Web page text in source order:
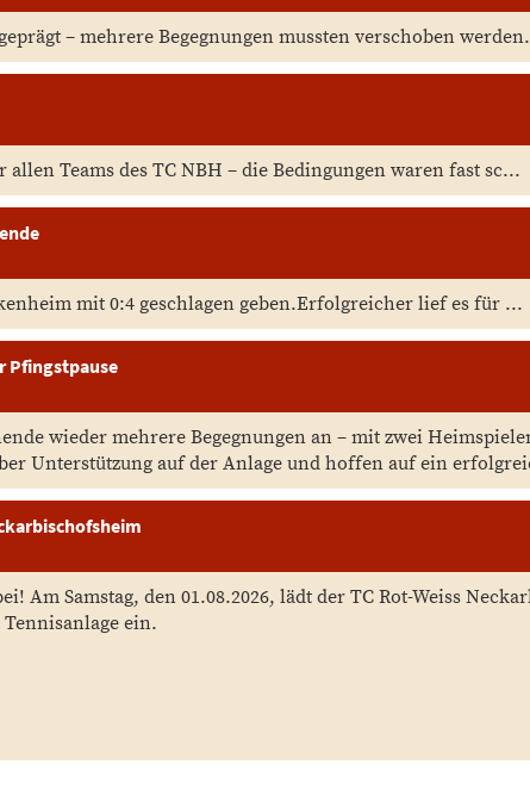
– mehrere Begegnungen mussten verschoben
Teams des TC NBH – die Bedingungen waren fast sc...
mit 0:4 geschlagen geben.Erfolgreicher lief es für ...
Pfingstpause
wieder mehrere Begegnungen an – mit zwei
Unterstützung auf der Anlage und hoffen auf ein
Am Samstag, den 01.08.2026, lädt der TC Rot-Weiss
ein.